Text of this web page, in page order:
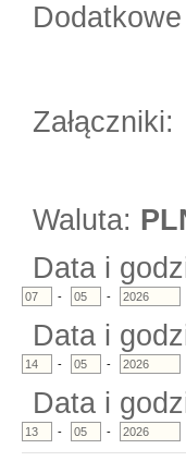
Załączniki:
Waluta:
Data i
- -
Data i
- -
Data i
- -